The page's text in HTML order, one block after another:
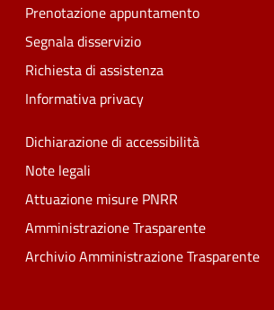
Prenotazione appuntamento
Segnala disservizio
Richiesta di assistenza
Informativa privacy
Dichiarazione di accessibilità
Note legali
Attuazione misure PNRR
Amministrazione Trasparente
Archivio Amministrazione Trasparente